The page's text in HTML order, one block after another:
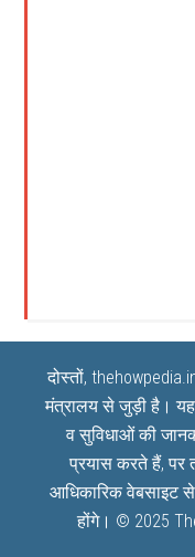
दोस्तों,
मंत्रालय से जुड़ी है। यह
व सुविधाओं की
प्रयास करते हैं, पर
आधिकारिक वेबसाइट से
होंगे। © 2025